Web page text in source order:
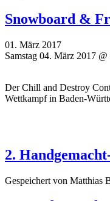
Snowboard &
01. März 2017
Samstag 04. März 2017
Der Chill and Destroy
Wettkampf in Baden-
2.
Gespeichert von Matthias